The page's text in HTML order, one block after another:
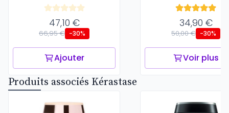
47,10 €
66,95 € -30%
Ajouter
34,90 €
50,00 € -30%
Voir plus
Produits associés Kérastase